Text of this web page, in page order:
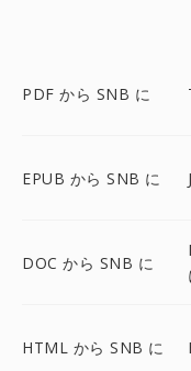
PDF から SNB に
EPUB から SNB に
DOC から SNB に
HTML から SNB に